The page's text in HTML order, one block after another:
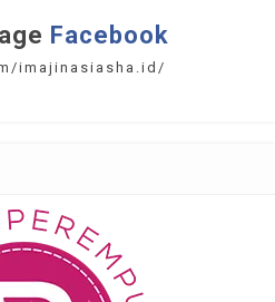
Facebook
imajinasiasha.id/